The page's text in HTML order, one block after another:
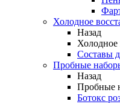
Холодное
Назад
Холодное
Составы
Пробные
Назад
Пробные
Ботокс